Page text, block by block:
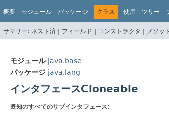
概要 モジュール パッケージ クラス 使用 ツリー
サマリー: ネスト済 | フィールド | コンストラクタ | メソッ
モジュール java.base
パッケージ java.lang
インタフェースCloneable
既知のすべてのサブインタフェース: